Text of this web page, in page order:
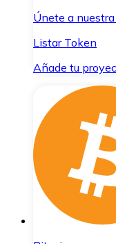
Únete a
Listar Token
Añade tu